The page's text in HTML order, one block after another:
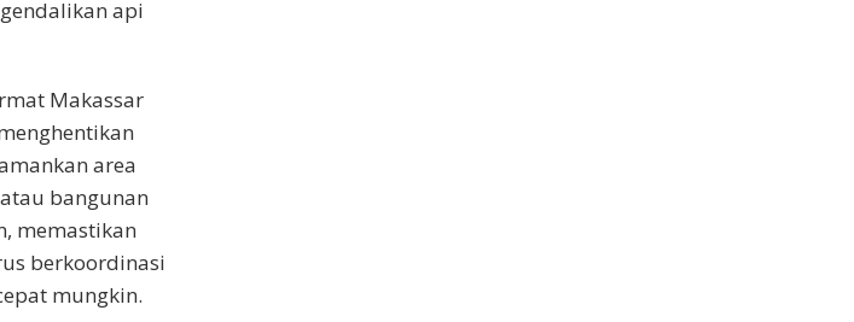
api
Makassar
area
bangunan
memastikan
berkoordinasi
mungkin.